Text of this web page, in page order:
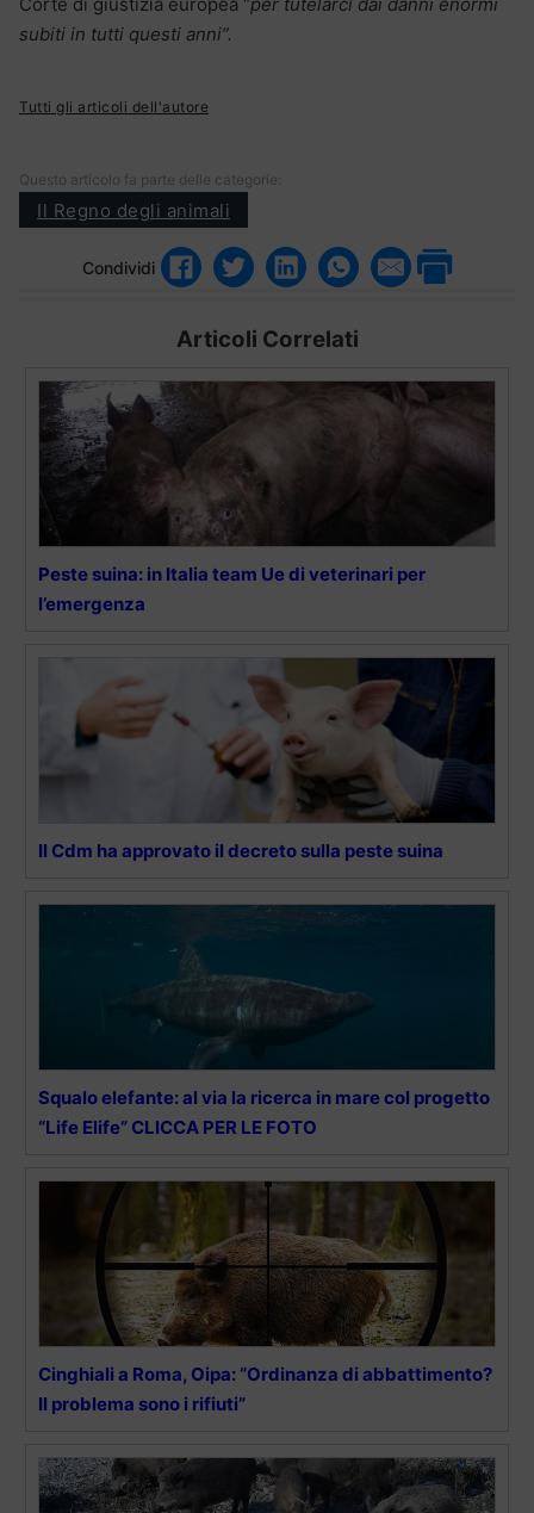
subiti in tutti questi anni”.
Tutti gli articoli dell'autore
Questo articolo fa parte delle categorie:
Il Regno degli animali
Condividi
Articoli Correlati
Peste suina: in Italia team Ue di veterinari per
l’emergenza
Il Cdm ha approvato il decreto sulla peste suina
Squalo elefante: al via la ricerca in mare col progetto
“Life Elife” CLICCA PER LE FOTO
Cinghiali a Roma, Oipa: “Ordinanza di abbattimento?
Il problema sono i rifiuti”